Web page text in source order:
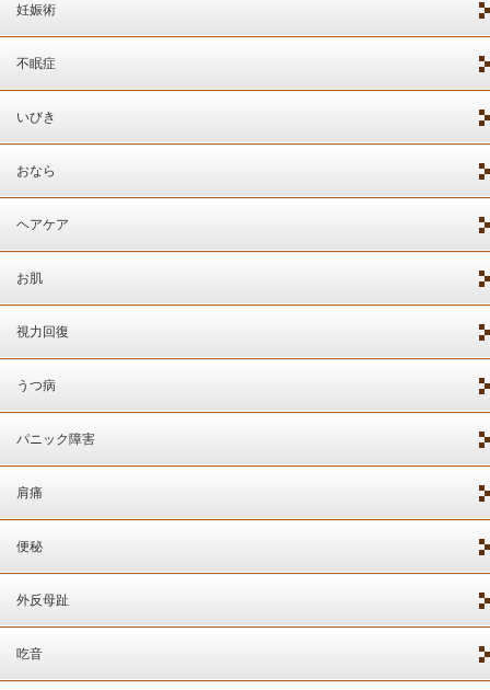
妊娠術
不眠症
いびき
おなら
ヘアケア
お肌
視力回復
うつ病
パニック障害
肩痛
便秘
外反母趾
吃音